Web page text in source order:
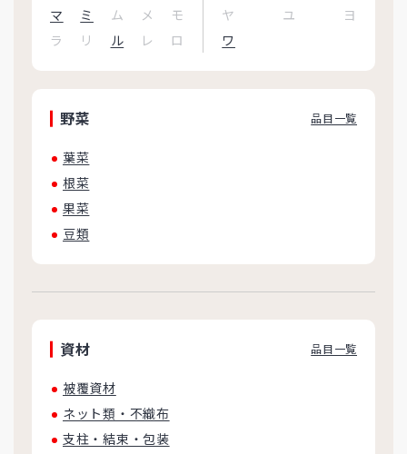
マ
ミ ム メ モ ヤ ユ
ヨ
ラ
リ ル レ ロ ワ
野菜 品目一覧
葉菜
根菜
果菜
豆類
資材 品目一覧
被覆資材
ネット類・不織布
支柱・結束・包装